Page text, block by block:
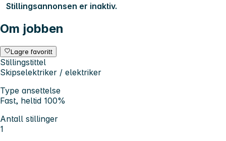
Stillingsannonsen er inaktiv.
Om jobben
Lagre favoritt
Stillingstittel
Skipselektriker / elektriker
Type ansettelse
Fast, heltid 100%
Antall stillinger
1